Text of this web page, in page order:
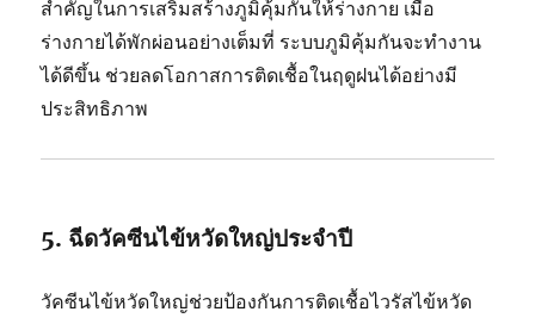
สำคัญในการเสริมสร้างภูมิคุ้มกันให้ร่างกาย เมื่อ
ร่างกายได้พักผ่อนอย่างเต็มที่ ระบบภูมิคุ้มกันจะทำงาน
ได้ดีขึ้น ช่วยลดโอกาสการติดเชื้อในฤดูฝนได้อย่างมี
ประสิทธิภาพ
5. ฉีดวัคซีนไข้หวัดใหญ่ประจำปี
วัคซีนไข้หวัดใหญ่ช่วยป้องกันการติดเชื้อไวรัสไข้หวัด